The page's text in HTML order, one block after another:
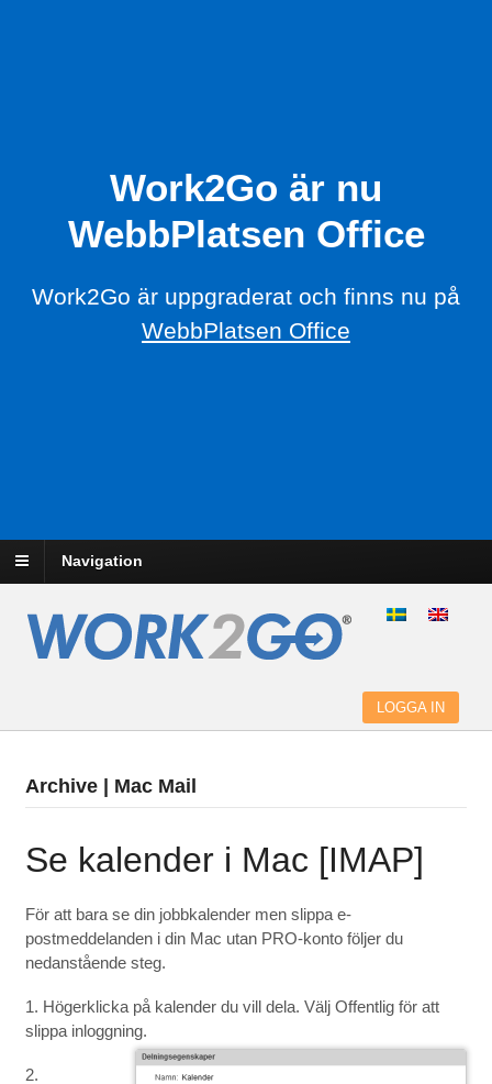
Work2Go är nu
WebbPlatsen Office
Work2Go är uppgraderat och finns nu på
WebbPlatsen Office
Navigation
LOGGA IN
Archive | Mac Mail
Se kalender i Mac [IMAP]
För att bara se din jobbkalender men slippa e-
postmeddelanden i din Mac utan PRO-konto följer du
nedanstående steg.
1. Högerklicka på kalender du vill dela. Välj Offentlig för att
slippa inloggning.
2.